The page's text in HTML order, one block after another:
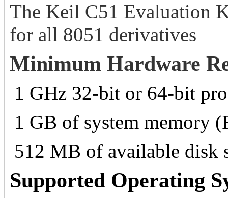
The Keil C51 Evaluation
for all 8051 derivatives
Minimum Hardware
1 GHz 32-bit or 64-bit
1 GB of system memory
512 MB of available disk
Supported Operating